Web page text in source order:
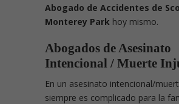
Abogado de Accidentes de
Monterey Park hoy mismo.
Abogados de Asesinato
Intencional / Muerte
En un asesinato intencional/
siempre es complicado para la